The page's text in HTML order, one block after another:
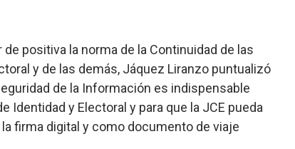
positiva la norma de la Continuidad de las
y de las demás, Jáquez Liranzo puntualizó
de la Información es indispensable
Identidad y Electoral y para que la JCE pueda
firma digital y como documento de viaje